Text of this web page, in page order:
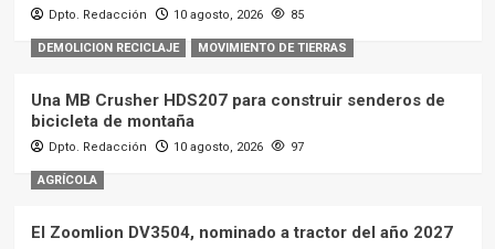
Dpto. Redacción 10 agosto, 2026 85
DEMOLICION RECICLAJE MOVIMIENTO DE TIERRAS
Una MB Crusher HDS207 para construir senderos de
bicicleta de montaña
Dpto. Redacción 10 agosto, 2026 97
AGRÍCOLA
El Zoomlion DV3504, nominado a tractor del año 2027